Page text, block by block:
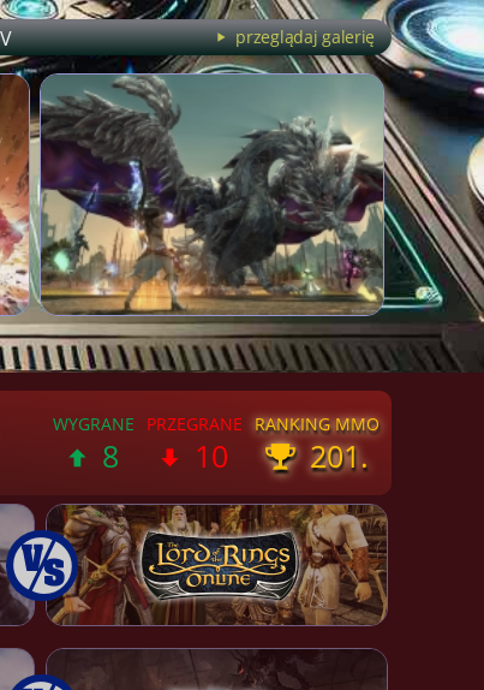
przeglądaj galerię
8 10 201.